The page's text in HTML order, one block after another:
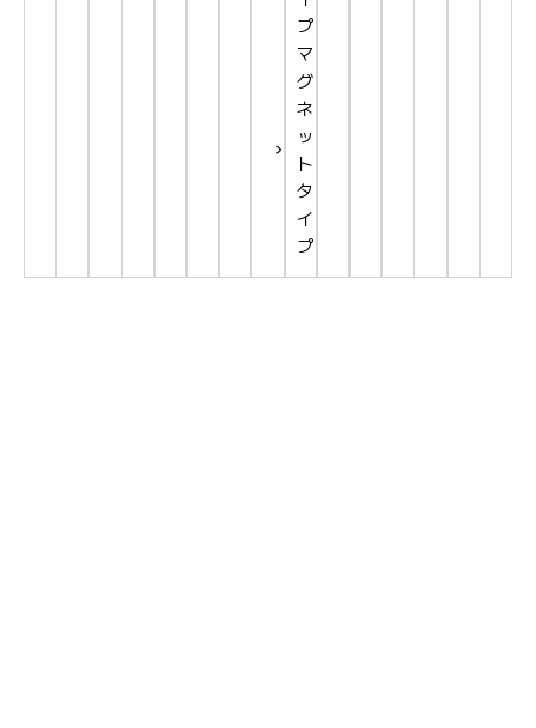
プ
マ
グ
ネ
ッ
ト
タ
イ
プ